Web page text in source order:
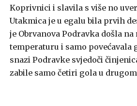
Koprivnici i slavila s više no
Utakmica je u egalu bila prvih
je Obrvanova Podravka došla na
temperaturu i samo povećavala
snazi Podravke svjedoči
zabile samo četiri gola u